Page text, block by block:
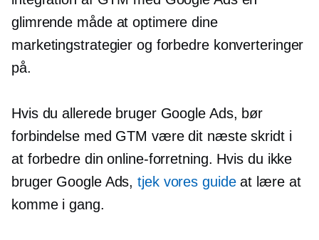
glimrende måde at optimere dine
marketingstrategier og forbedre konverteringer
på.
Hvis du allerede bruger Google Ads, bør
forbindelse med GTM være dit næste skridt i
at forbedre din online-forretning. Hvis du ikke
bruger Google Ads,tjek vores guideat lære at
komme i gang.